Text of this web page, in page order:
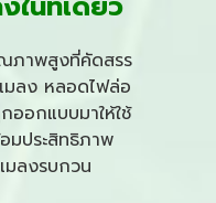
ภาพสูงที่คัดสรร
มลง หลอดไฟล่อ
อกแบบมาให้ใช้
มประสิทธิภาพ
มลงรบกวน